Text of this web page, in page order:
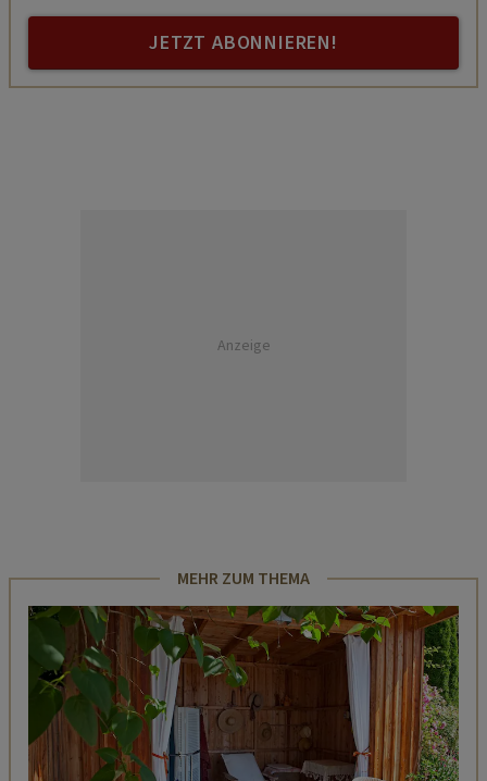
JETZT ABONNIEREN!
Anzeige
MEHR ZUM THEMA